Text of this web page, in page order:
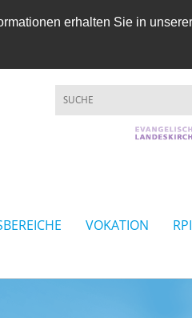
erhalten Sie in unserer
VOKATION